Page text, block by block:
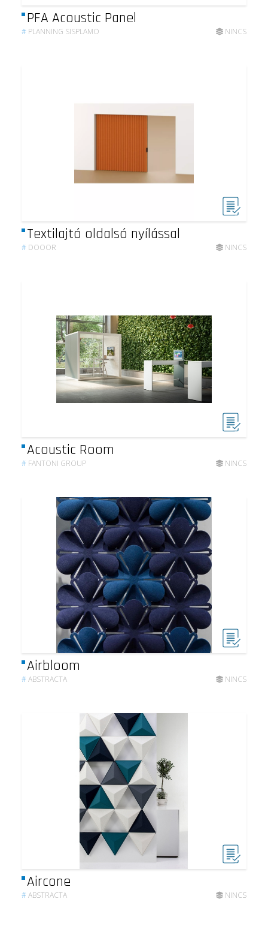
PFA Acoustic Panel
# PLANNING SISPLAMO NINCS
Textilajtó oldalsó nyílással
# DOOOR NINCS
Acoustic Room
# FANTONI GROUP NINCS
Airbloom
#ABSTRACTA NINCS
Aircone
#ABSTRACTA NINCS